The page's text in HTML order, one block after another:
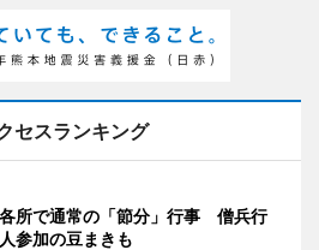
セスランキング
所で通常の「節分」行事 僧兵行
参加の豆まきも